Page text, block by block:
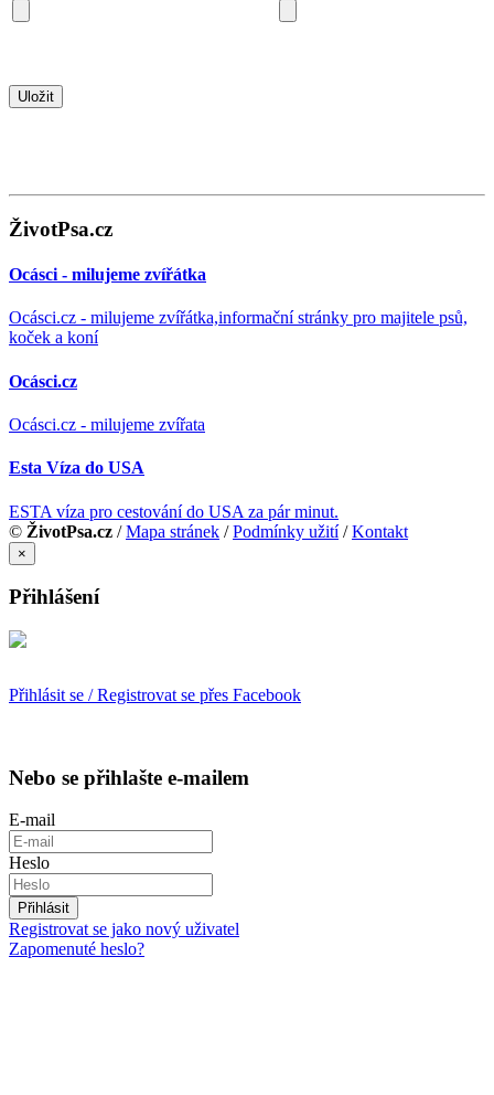
ŽivotPsa.cz
Ocásci - milujeme zvířátka
Ocásci.cz - milujeme zvířátka,informační stránky pro majitele psů,
koček a koní
Ocásci.cz
Ocásci.cz - milujeme zvířata
Esta Víza do USA
ESTA víza pro cestování do USA za pár minut.
© ŽivotPsa.cz /Mapa stránek /Podmínky užití/Kontakt
×
Přihlášení
Přihlásit se / Registrovat se přes Facebook
Nebo se přihlašte e-mailem
E-mail
Heslo
Přihlásit
Registrovat se jako nový uživatel
Zapomenuté heslo?